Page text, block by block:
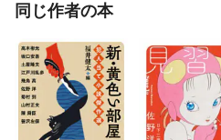
同じ作者の本